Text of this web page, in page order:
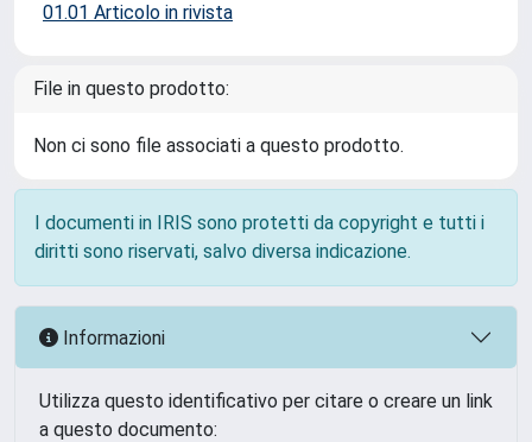
01.01 Articolo in rivista
File in questo prodotto:
Non ci sono file associati a questo prodotto.
I documenti in IRIS sono protetti da copyright e tutti i
diritti sono riservati, salvo diversa indicazione.
Informazioni
Utilizza questo identificativo per citare o creare un link
a questo documento: